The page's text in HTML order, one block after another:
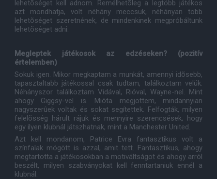
lehetõséget kell adnom. Remélhetõleg a legtöbb játékos
azt mondhatja, volt néhány meccsük, néhányan több
lehetõséget szeretnének, de mindenkinek megpróbáltunk
lehetõséget adni.
Megleptek játékosok az edzéseken? (pozitív
értelemben)
Sokuk igen. Mikor megkaptam a munkát, amennyi idõsebb,
tapasztaltabb játékossal csak tudtam, találkoztam velük.
Néhányszor találkoztam Vidával, Rióval, Wayne-nel. Mint
ahogy Giggsy-vel is. Mióta megjöttem, mindannyian
nagyszerûek voltak és sokat segítettek. Felfogták, milyen
felelõsség hárult rájuk és mennyire szerencsések, hogy
egy ilyen klubnál játszhatnak, mint a Manchester United.
Azt kell mondanom, Patrice Evra fantasztikus volt a
színfalak mögött is azzal, amit tett. Fantasztikus, ahogy
megtartotta a játékosokban a motiváltságot és ahogy arról
beszélt, milyen szabványokat kell fenntartaniuk ennél a
klubnál.